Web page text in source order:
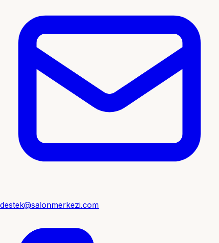
destek@salonmerkezi.com